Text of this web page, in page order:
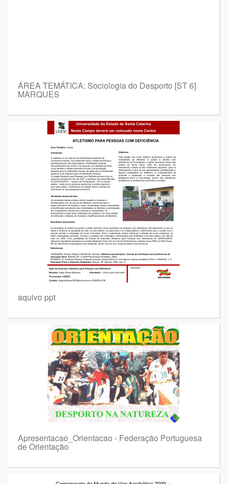
ÁREA TEMÁTICA: Sociologia do Desporto [ST 6]
MARQUES
aquivo ppt
Apresentacao_Orientacao - Federação Portuguesa
de Orientação